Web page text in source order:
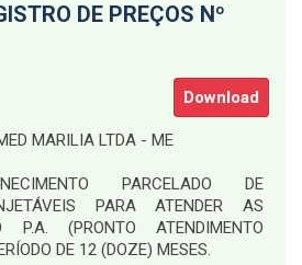
DE PREÇOS Nº
Download
MARILIA LTDA - ME
PARCELADO DE
PARA ATENDER AS
P.A. (PRONTO ATENDIMENTO
DE 12 (DOZE) MESES.